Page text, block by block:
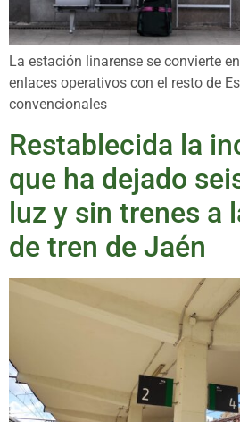
La estación linarense se convierte
enlaces operativos con el resto de
convencionales
Restablecida la
que ha dejado
luz y sin trenes a
de tren de Jaén